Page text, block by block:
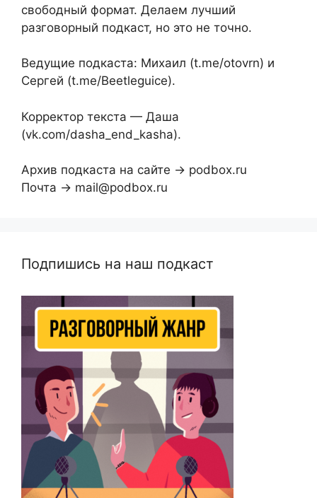
свободный формат. Делаем лучший
разговорный подкаст, но это не точно.
Ведущие подкаста: Михаил (t.me/otovrn) и
Сергей (t.me/Beetleguice).
Корректор текста — Даша
(vk.com/dasha_end_kasha).
Архив подкаста на сайте → podbox.ru
Почта → mail@podbox.ru
Подпишись на наш подкаст